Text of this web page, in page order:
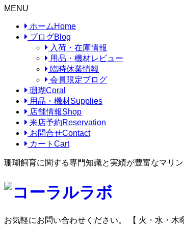
MENU
ホーム Home
ブログBlog
入荷・在庫情報
用品・機材レビュー
臨時休業情報
会員限定ブログ
珊瑚Coral
用品・機材Supplies
店舗情報Shop
来店予約Reservation
お問合せContact
カート Cart
珊瑚飼育に関する専門知識と実績が豊富なマリ
お気軽にお問い合わせください。 【 火・水・木